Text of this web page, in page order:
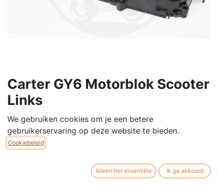
Carter GY6 Motorblok Scooter
Links
Carter passend op: Venesi, E-Line, Fiero, Lowigi, Henri,
...
We gebruiken cookies om je een betere
gebruikerservaring op deze website te bieden.
Cookiebeleid
Alleen het essentiële Ik ga akkoord